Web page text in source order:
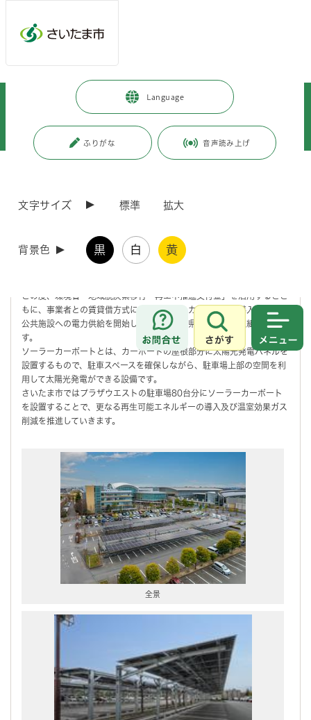
Language
ふりがな 音声読み上げ
文字サイズ 標準 拡大
背景色 黒 白 黄
お問合せ
さがす
市政情報 広報・報道 > 記者への情報提供
>
施設への電力供給を開始しました
（令和8年3月10日発表）埼玉県内初！ソーラーカ
この度、環境省「地域脱炭素移行・再エネ推進交付金」を活用するとと
もに、事業者との賃貸借方式によるソーラーカーポートの導入を行い、
公共施設への電力供給を開始しました。埼玉県内では初の取組となりま
す。
ソーラーカーポートとは、カーポートの屋根部分に太陽光発電パネルを
設置するもので、駐車スペースを確保しながら、駐車場上部の空間を利
用して太陽光発電ができる設備です。
さいたま市ではプラザウエストの駐車場80台分にソーラーカーポート
を設置することで、更なる再生可能エネルギーの導入及び温室効果ガス
削減を推進していきます。
全景